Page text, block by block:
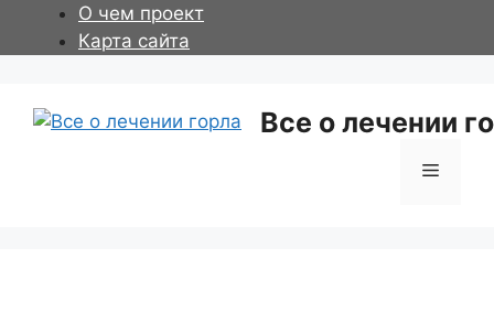
Перейти
О чем проект
Карта сайта
Все о лечении
Меню